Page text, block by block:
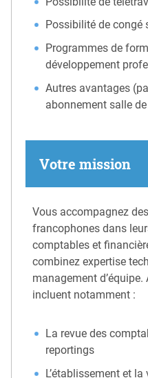
Possibilité de congé
Programmes de
développement
Autres avantages
abonnement salle
Votre mission
Vous accompagnez
francophones dans
comptables et
combinez expertise
management
incluent notamment :
La revue des
reportings
L’établissement et